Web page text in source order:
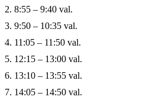
2. 8:55 – 9:40 val.
3. 9:50 – 10:35 val.
4. 11:05 – 11:50 val.
5. 12:15 – 13:00 val.
6. 13:10 – 13:55 val.
7. 14:05 – 14:50 val.